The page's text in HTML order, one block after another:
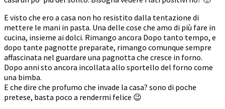
E visto che ero a casa non ho resistito dalla tentazione di
mettere le mani in pasta. Una delle cose che amo di più fare in
cucina, insieme ai dolci. Rimango ancora Dopo tanto tempo, e
dopo tante pagnotte preparate, rimango comunque sempre
affascinata nel guardare una pagnotta che cresce in forno.
Dopo anni sto ancora incollata allo sportello del forno come
una bimba.
E che dire che profumo che invade la casa? sono di poche
pretese, basta poco a rendermi felice 😉